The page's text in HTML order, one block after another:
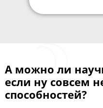
А можно ли
если ну совсем
способностей?